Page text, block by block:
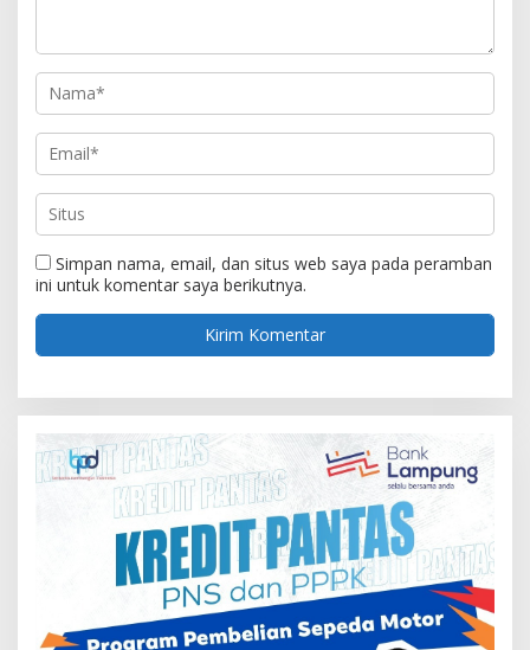
Simpan nama, email, dan situs web saya pada peramban
ini untuk komentar saya berikutnya.